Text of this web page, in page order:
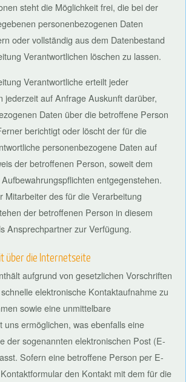
steht die Möglichkeit frei, die bei der
personenbezogenen Daten
oder vollständig aus dem Datenbestand
Verantwortlichen löschen zu lassen.
Verantwortliche erteilt jeder
jederzeit auf Anfrage Auskunft darüber,
Daten über die betroffene Person
berichtigt oder löscht der für die
personenbezogene Daten auf
der betroffenen Person, soweit dem
entgegenstehen.
Mitarbeiter des für die Verarbeitung
der betroffenen Person in diesem
Ansprechpartner zur Verfügung.
über die Internetseite
aufgrund von gesetzlichen Vorschriften
elektronische Kontaktaufnahme zu
sowie eine unmittelbare
uns ermöglichen, was ebenfalls eine
der sogenannten elektronischen Post (E-
Sofern eine betroffene Person per E-
den Kontakt mit dem für die